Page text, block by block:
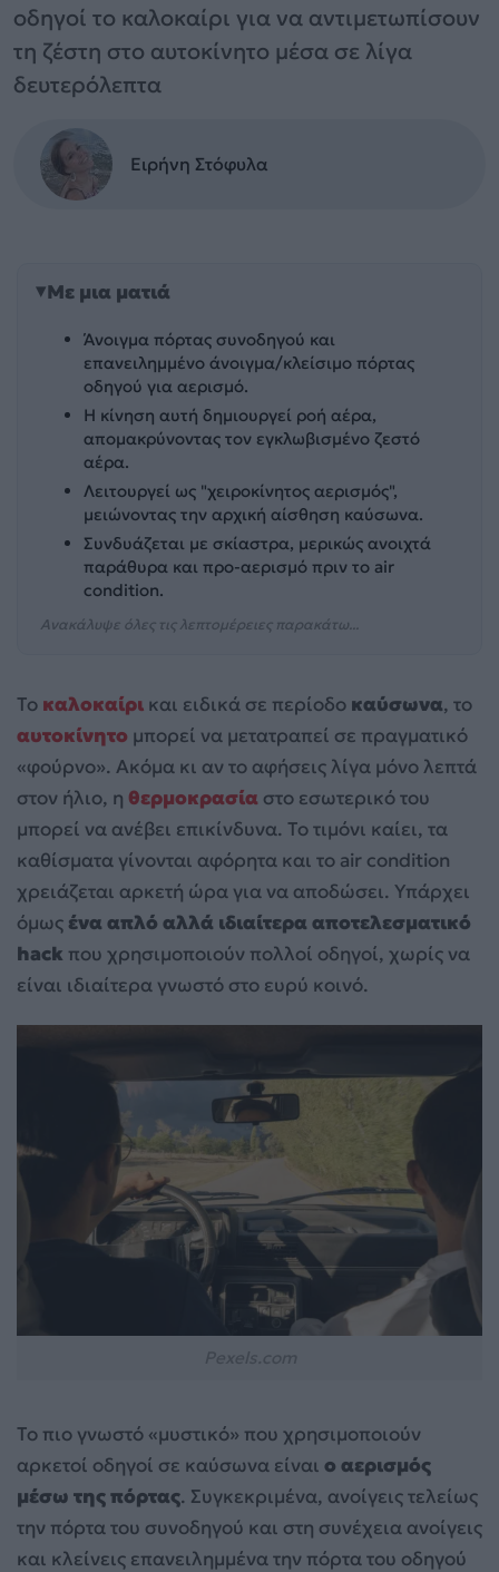
οδηγοί το καλοκαίρι για να αντιμετωπίσουν
τη ζέστη στο αυτοκίνητο μέσα σε λίγα
δευτερόλεπτα
Ειρήνη Στόφυλα
Με μια ματιά
Άνοιγμα πόρτας συνοδηγού και
επανειλημμένο άνοιγμα/κλείσιμο πόρτας
οδηγού για αερισμό.
Η κίνηση αυτή δημιουργεί ροή αέρα,
απομακρύνοντας τον εγκλωβισμένο ζεστό
αέρα.
Λειτουργεί ως "χειροκίνητος αερισμός",
μειώνοντας την αρχική αίσθηση καύσωνα.
Συνδυάζεται με σκίαστρα, μερικώς ανοιχτά
παράθυρα και προ-αερισμό πριν το air
condition.
Ανακάλυψε όλες τις λεπτομέρειες παρακάτω...
Το καλοκαίρι και ειδικά σε περίοδο καύσωνα, το
αυτοκίνητο μπορεί να μετατραπεί σε πραγματικό
«φούρνο». Ακόμα κι αν το αφήσεις λίγα μόνο λεπτά
στον ήλιο, η θερμοκρασία στο εσωτερικό του
μπορεί να ανέβει επικίνδυνα. Το τιμόνι καίει, τα
καθίσματα γίνονται αφόρητα και το air condition
χρειάζεται αρκετή ώρα για να αποδώσει. Υπάρχει
όμως ένα απλό αλλά ιδιαίτερα αποτελεσματικό
hack που χρησιμοποιούν πολλοί οδηγοί, χωρίς να
είναι ιδιαίτερα γνωστό στο ευρύ κοινό.
Το πιο γνωστό «μυστικό» που χρησιμοποιούν
αρκετοί οδηγοί σε καύσωνα είναι ο αερισμός
μέσω της πόρτας. Συγκεκριμένα, ανοίγεις τελείως
την πόρτα του συνοδηγού και στη συνέχεια ανοίγεις
και κλείνεις επανειλημμένα την πόρτα του οδηγού